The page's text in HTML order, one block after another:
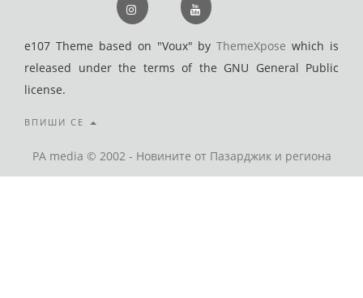
e107 Theme based on "Voux" byThemeXpose which is
released under the terms of the GNU General Public
license.
ВПИШИ СЕ
PA media © 2002 - Новините от Пазарджик и региона